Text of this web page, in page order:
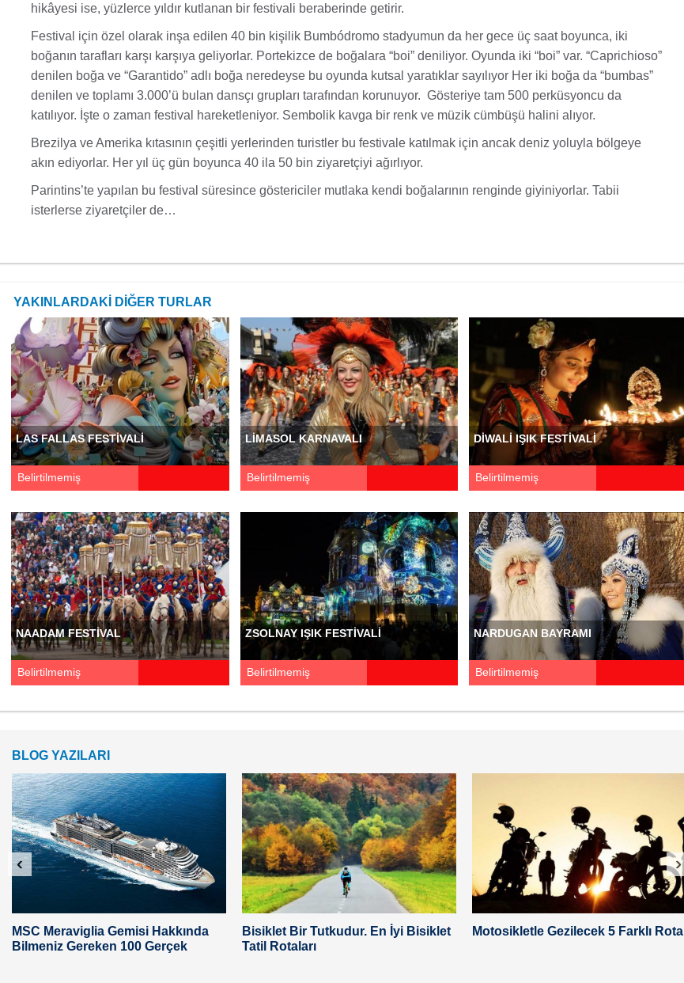
hikâyesi ise, yüzlerce yıldır kutlanan bir festivali beraberinde getirir.
Festival için özel olarak inşa edilen 40 bin kişilik Bumbódromo stadyumun da her gece üç saat boyunca, iki
boğanın tarafları karşı karşıya geliyorlar. Portekizce de boğalara “boi” deniliyor. Oyunda iki “boi” var. “Caprichioso”
denilen boğa ve “Garantido” adlı boğa neredeyse bu oyunda kutsal yaratıklar sayılıyor Her iki boğa da “bumbas”
denilen ve toplamı 3.000’ü bulan dansçı grupları tarafından korunuyor. Gösteriye tam 500 perküsyoncu da
katılıyor. İşte o zaman festival hareketleniyor. Sembolik kavga bir renk ve müzik cümbüşü halini alıyor.
Brezilya ve Amerika kıtasının çeşitli yerlerinden turistler bu festivale katılmak için ancak deniz yoluyla bölgeye
akın ediyorlar. Her yıl üç gün boyunca 40 ila 50 bin ziyaretçiyi ağırlıyor.
Parintins’te yapılan bu festival süresince göstericiler mutlaka kendi boğalarının renginde giyiniyorlar. Tabii
isterlerse ziyaretçiler de…
YAKINLARDAKİ DİĞER TURLAR
LAS FALLAS FESTIVALI
Belirtilmemiş
LIMASOL KARNAVALI
Belirtilmemiş
DIWALI IŞIK FESTIVALI
Belirtilmemiş
NAADAM FESTIVAL
Belirtilmemiş
ZSOLNAY IŞIK FESTIVALI
Belirtilmemiş
NARDUGAN BAYRAMI
Belirtilmemiş
BLOG YAZILARI
MSC Meraviglia Gemisi Hakkında
Bilmeniz Gereken 100 Gerçek
Bisiklet Bir Tutkudur. En İyi Bisiklet
Tatil Rotaları
Motosikletle Gezilecek 5 Farklı Rota
‹ ›